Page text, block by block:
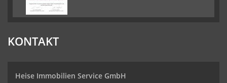
KONTAKT
Heise Immobilien Service GmbH